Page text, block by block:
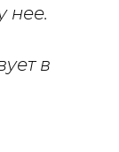
нее.
в